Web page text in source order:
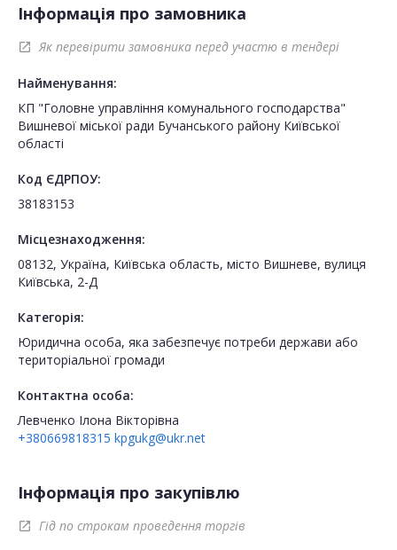
Інформація про замовника
open_in_new Як перевірити замовника перед участю в тендері
Найменування:
КП "Головне управління комунального господарства"
Вишневої міської ради Бучанського району Київської
області
Код ЄДРПОУ:
38183153
Місцезнаходження:
08132, Україна, Київська область, місто Вишневе, вулиця
Київська, 2-Д
Категорія:
Юридична особа, яка забезпечує потреби держави або
територіальної громади
Контактна особа:
Левченко Ілона Вікторівна
+380669818315 kpgukg@ukr.net
Інформація про закупівлю
open_in_new Гід по строкам проведення торгів